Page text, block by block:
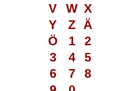
V
W X
Y
Z Ä
Ö
1
2
3
4
5
6
7
8